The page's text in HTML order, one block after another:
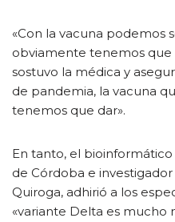
«Con la vacuna podemos
obviamente tenemos que
sostuvo la médica y
de pandemia, la vacuna
tenemos que dar».
En tanto, el
de Córdoba e
Quiroga, adhirió a los
«variante Delta es mucho